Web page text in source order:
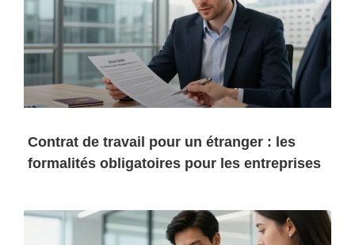
Contrat de travail pour un étranger : les
formalités obligatoires pour les entreprises